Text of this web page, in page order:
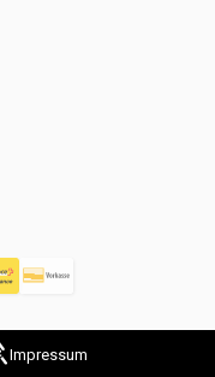
Impressum